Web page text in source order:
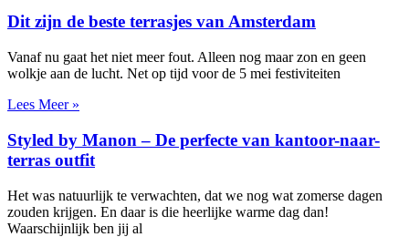
Dit zijn de beste terrasjes van Amsterdam
Vanaf nu gaat het niet meer fout. Alleen nog maar zon en geen
wolkje aan de lucht. Net op tijd voor de 5 mei festiviteiten
Lees Meer »
Styled by Manon – De perfecte van kantoor-naar-
terras outfit
Het was natuurlijk te verwachten, dat we nog wat zomerse dagen
zouden krijgen. En daar is die heerlijke warme dag dan!
Waarschijnlijk ben jij al